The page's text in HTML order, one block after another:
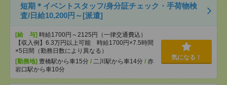
短期＊イベントスタッフ/身分証チェック・手荷物検
査/日給10,200円～[派遣]
[給 与] 時給1700円～2125円（一律交通費込）
【収入例】6.3万円以上可能 時給1700円×7.5時間
×5日間（勤務日数により異なる）
[勤務地] 豊橋駅から車15分 / 二川駅から車14分 / 赤
岩口駅から車10分
気になる！